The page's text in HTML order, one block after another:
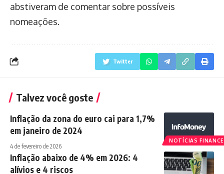
abstiveram de comentar sobre possíveis
nomeações.
Twitter
Talvez você goste
NOTÍCIAS
Inflação da zona do euro cai para 1,7%
em janeiro de 2024
4 de fevereiro de 2026
Inflação abaixo de 4% em 2026: 4
alívios e 4 riscos